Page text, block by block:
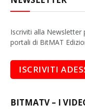
Iscriviti alla Newsletter
portali di BitMAT
BITMATV – I